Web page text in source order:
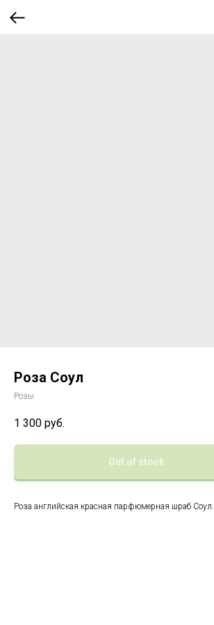
Роза Соул
Розы
1 300 руб.
Out of stock
Роза английская красная парфюмерная шраб Соул.